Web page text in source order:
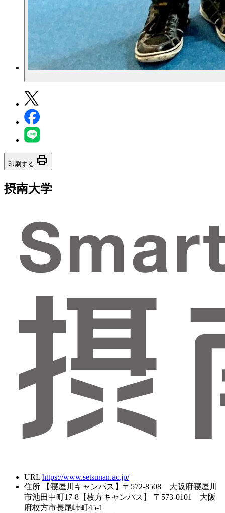
印刷する print
摂南大学
URL https://www.setsunan.ac.jp/
住所
【寝屋川キャンパス】〒572-8508 大阪府寝屋川
市池田中町17-8【枚方キャンパス】 〒573-0101 大阪
府枚方市長尾峠町45-1